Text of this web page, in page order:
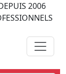
2006